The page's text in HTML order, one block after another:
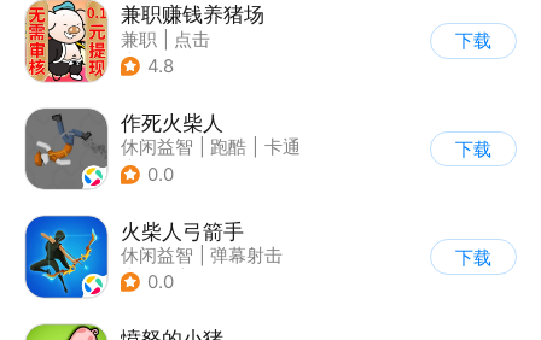
兼职赚钱养猪场
兼职
点击
| 其他休闲游戏
4.8
下载
作死火柴人
休闲益智 跑酷
卡通
| 62游戏
0.0
下载
火柴人弓箭手
休闲益智
弹幕射击
| 卡通
0.0
下载